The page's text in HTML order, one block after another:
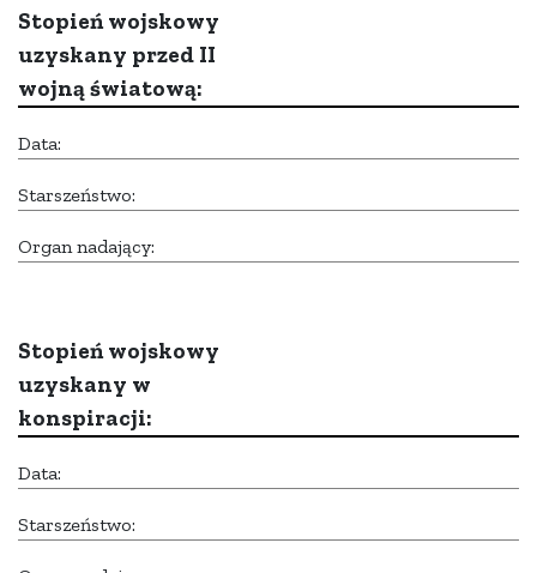
Stopień wojskowy
uzyskany przed II
wojną światową:
Data:
Starszeństwo:
Organ nadający:
Stopień wojskowy
uzyskany w
konspiracji:
Data:
Starszeństwo: